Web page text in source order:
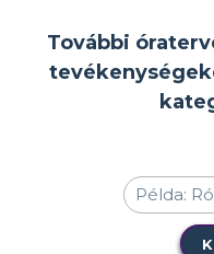
További